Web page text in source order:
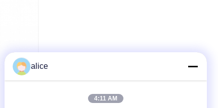
alice
4:11 AM